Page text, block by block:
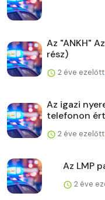
Az "ANKH"
rész)
2 éve ezelőtt
Az igazi
telefonon
2 éve ezelőtt
Az LMP
2 éve